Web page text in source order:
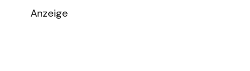
Anzeige